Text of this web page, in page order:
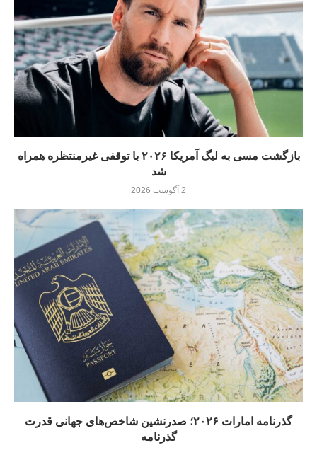
بازگشت مسی به لیگ آمریکا ۲۰۲۶ با توقفی غیرمنتظره همراه
شد
2 آگوست 2026
گذرنامه امارات ۲۰۲۶؛ صدرنشین شاخص‌های جهانی قدرت
گذرنامه